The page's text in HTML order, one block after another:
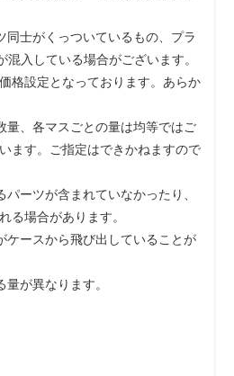
同士がくっついているもの、プラ
入している場合がございます。
格設定となっております。あらか
量、各マスごとの量は均等ではご
ます。ご指定はできかねますので
ーツが含まれていなかったり、
る場合があります。
ケースから飛び出していることが
が異なります。